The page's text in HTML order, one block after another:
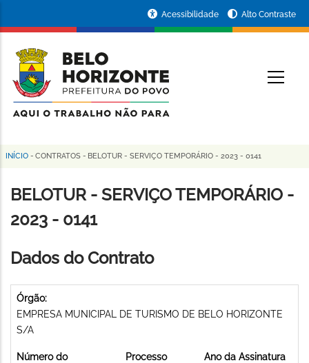
conteúdo
principal
da
Prefeitura
de
Horizonte
Acessibilidade Alto Contraste
Trilha
de
navegação
INÍCIO - CONTRATOS - BELOTUR - SERVIÇO TEMPORÁRIO - 2023 - 0141
BELOTUR - SERVIÇO TEMPORÁRIO -
2023 - 0141
Dados do Contrato
Órgão:
EMPRESA MUNICIPAL DE TURISMO DE BELO HORIZONTE
S/A
Número do
Processo
Ano da Assinatura